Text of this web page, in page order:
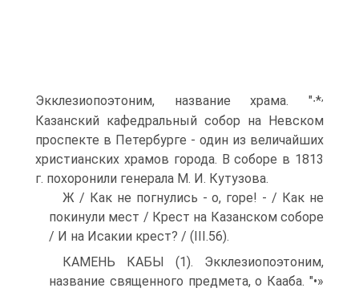
Экклезиопоэтоним, название храма. "∙*,
Казанский кафедральный собор на Невском
проспекте в Пе­тербурге - один из величайших
христианских храмов города. В соборе в 1813
г. похоронили генерала М. И. Кутузова.
Ж / Как не погнулись - о, горе! - / Как не
покинули мест / Крест на Казанском соборе
/ И на Исакии крест? / (III.56).
КАМЕНЬ КАБЫ (1). Экклезиопоэтоним,
название священного предмета, о Кааба. "•»